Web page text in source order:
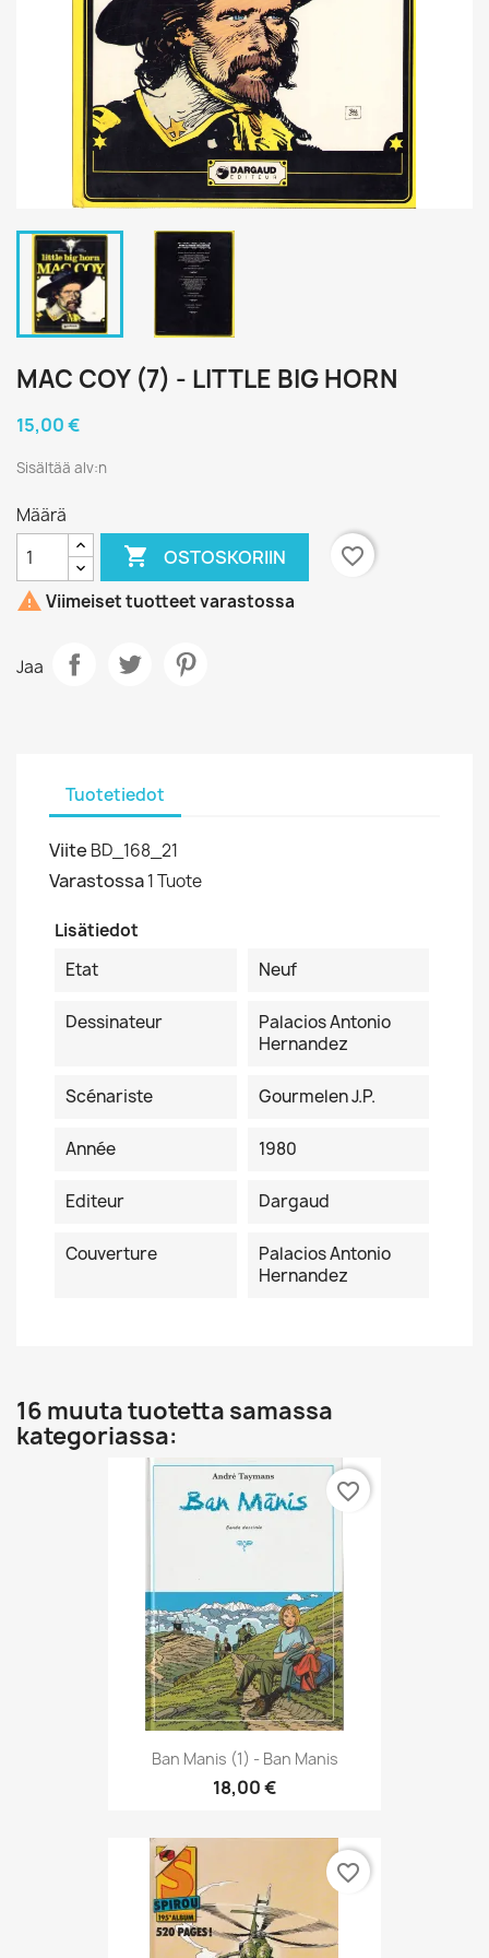
MAC COY (7) - LITTLE BIG HORN
15,00 €
Sisältää alv:n
Määrä
 OSTOSKORIIN
favorite_border
 Viimeiset tuotteet varastossa
Jaa
Tuotetiedot
Viite BD_168_21
Varastossa1 Tuote
Lisätiedot
Etat
Neuf
Dessinateur
Palacios Antonio
Hernandez
Scénariste Gourmelen J.P.
Année 1980
Editeur Dargaud
Couverture
Palacios Antonio
Hernandez
16 muuta tuotetta samassa
kategoriassa:
Ban Manis (1) - Ban Manis
18,00 €
favorite_border
favorite_border